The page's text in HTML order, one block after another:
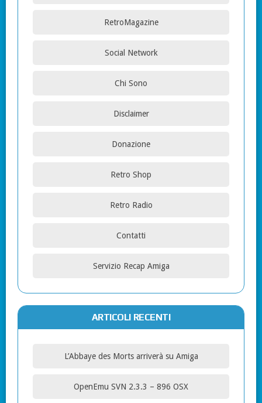
RetroMagazine
Social Network
Chi Sono
Disclaimer
Donazione
Retro Shop
Retro Radio
Contatti
Servizio Recap Amiga
ARTICOLI RECENTI
L’Abbaye des Morts arriverà su Amiga
OpenEmu SVN 2.3.3 – 896 OSX